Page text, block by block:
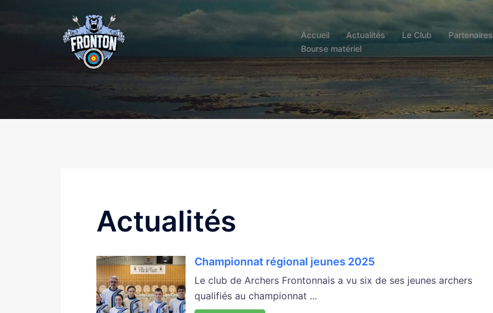
Accueil Actualités Le Club Partenaires
Bourse matériel
Actualités
Championnat régional jeunes 2025
Le club de Archers Frontonnais a vu six de ses jeunes archers
qualifiés au championnat ...